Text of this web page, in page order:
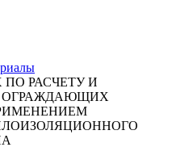
РАСЧЕТУ И
ОГРАЖДАЮЩИХ